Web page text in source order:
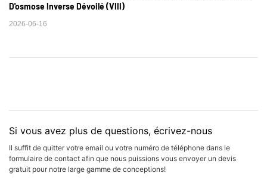
D'osmose Inverse Dévoilé (VIII)
2026-06-16
Si vous avez plus de questions, écrivez-nous
Il suffit de quitter votre email ou votre numéro de téléphone dans le
formulaire de contact afin que nous puissions vous envoyer un devis
gratuit pour notre large gamme de conceptions!